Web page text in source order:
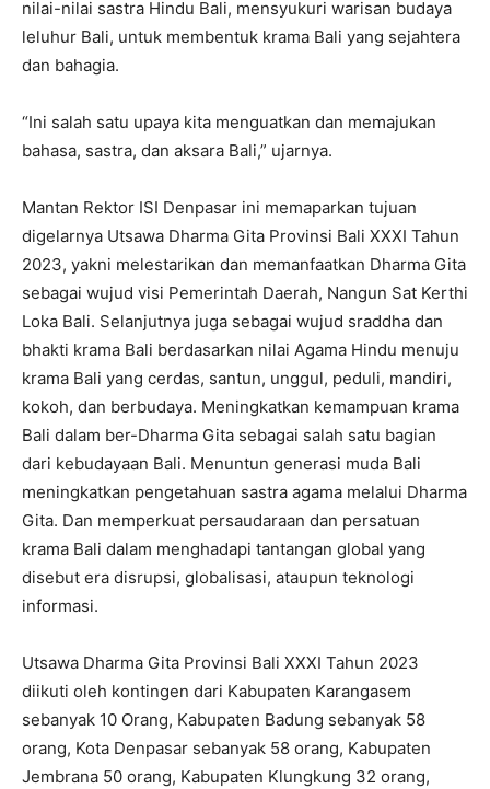
nilai-nilai sastra Hindu Bali, mensyukuri warisan budaya
leluhur Bali, untuk membentuk krama Bali yang sejahtera
dan bahagia.
“Ini salah satu upaya kita menguatkan dan memajukan
bahasa, sastra, dan aksara Bali,” ujarnya.
Mantan Rektor ISI Denpasar ini memaparkan tujuan
digelarnya Utsawa Dharma Gita Provinsi Bali XXXI Tahun
2023, yakni melestarikan dan memanfaatkan Dharma Gita
sebagai wujud visi Pemerintah Daerah, Nangun Sat Kerthi
Loka Bali. Selanjutnya juga sebagai wujud sraddha dan
bhakti krama Bali berdasarkan nilai Agama Hindu menuju
krama Bali yang cerdas, santun, unggul, peduli, mandiri,
kokoh, dan berbudaya. Meningkatkan kemampuan krama
Bali dalam ber-Dharma Gita sebagai salah satu bagian
dari kebudayaan Bali. Menuntun generasi muda Bali
meningkatkan pengetahuan sastra agama melalui Dharma
Gita. Dan memperkuat persaudaraan dan persatuan
krama Bali dalam menghadapi tantangan global yang
disebut era disrupsi, globalisasi, ataupun teknologi
informasi.
Utsawa Dharma Gita Provinsi Bali XXXI Tahun 2023
diikuti oleh kontingen dari Kabupaten Karangasem
sebanyak 10 Orang, Kabupaten Badung sebanyak 58
orang, Kota Denpasar sebanyak 58 orang, Kabupaten
Jembrana 50 orang, Kabupaten Klungkung 32 orang,